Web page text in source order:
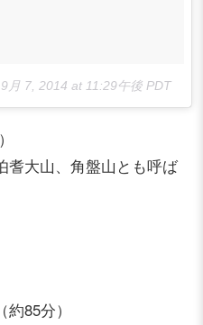
9月 7, 2014 at 11:29午後 PDT
耆大山、角盤山とも呼ば
85分）